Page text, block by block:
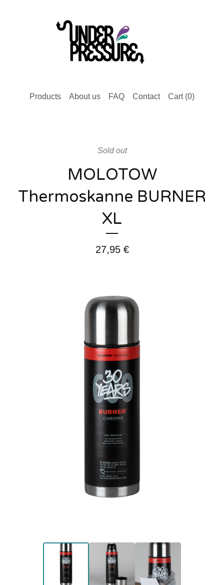
Products About us FAQ Contact Cart (0)
Sold out
MOLOTOW
Thermoskanne BURNER
XL
27,95 €